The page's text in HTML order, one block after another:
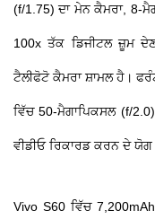
(f/1.75) ਦਾ ਮੇਨ ਕੈਮਰਾ, 8-
100x ਤੱਕ ਡਿਜੀਟਲ ਜ਼ੂਮ
ਟੈਲੀਫੋਟੋ ਕੈਮਰਾ ਸ਼ਾਮਲ ਹੈ।
ਵਿੱਚ 50-ਮੈਗਾਪਿਕਸਲ (f/
ਵੀਡੀਓ ਰਿਕਾਰਡ ਕਰਨ ਦੇ ਯੋਗ
Vivo S60 ਵਿੱਚ